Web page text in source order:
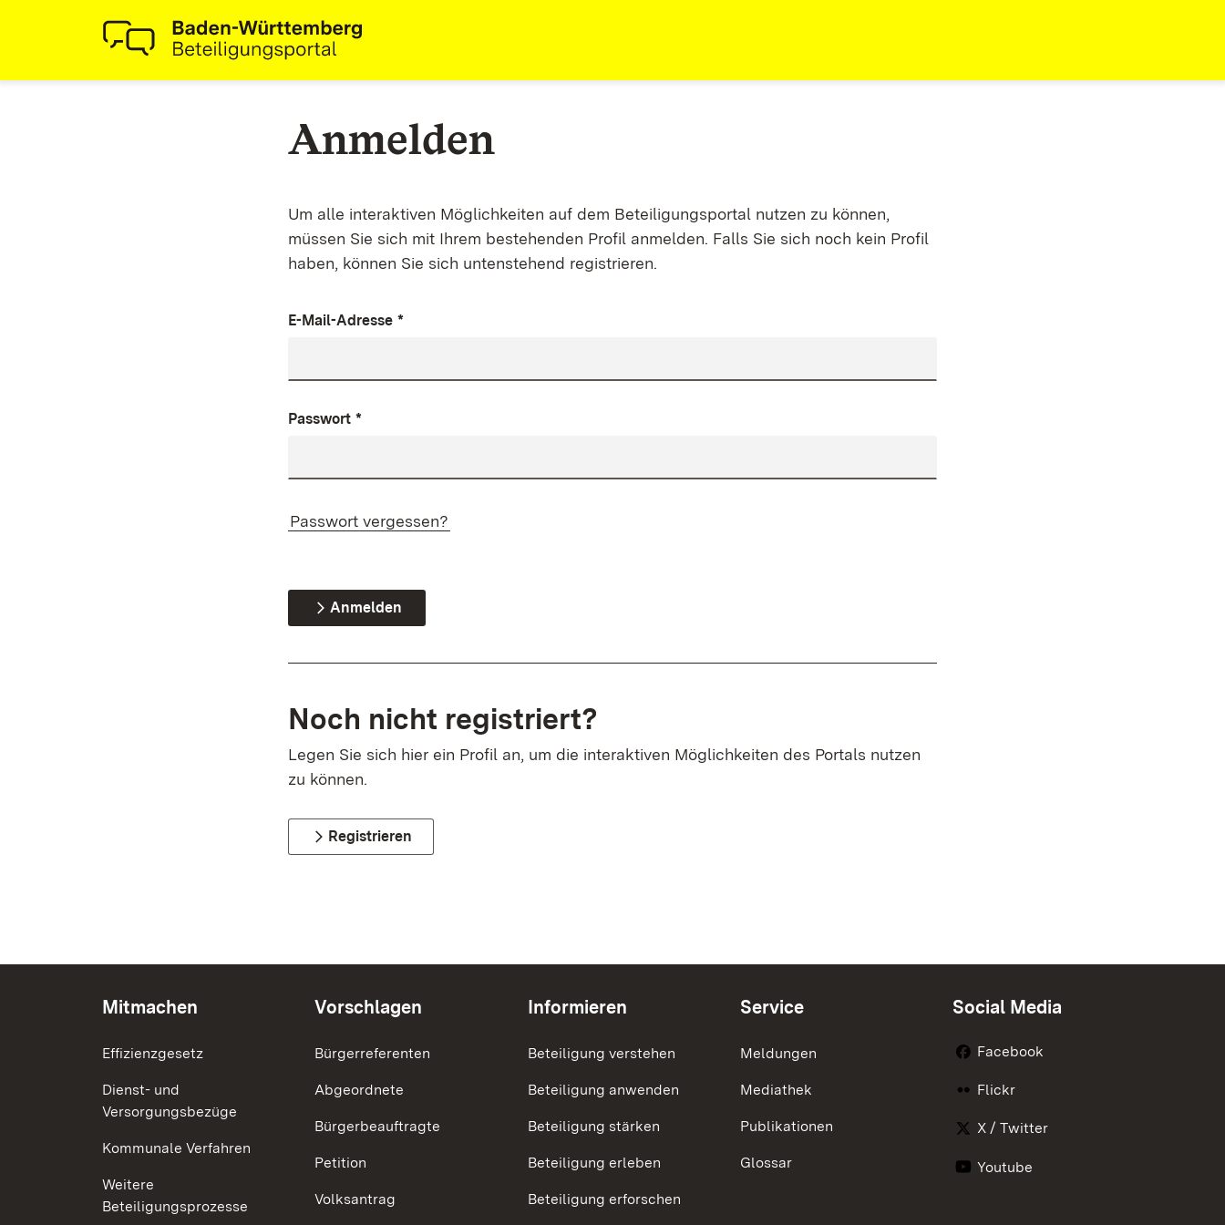
Anmelden
Um alle interaktiven Möglichkeiten auf dem Beteiligungsportal nutzen zu können,
müssen Sie sich mit Ihrem bestehenden Profil anmelden. Falls Sie sich noch kein Profil
haben, können Sie sich untenstehend registrieren.
E-Mail-Adresse *
Passwort *
Passwort vergessen?
Anmelden
Noch nicht registriert?
Legen Sie sich hier ein Profil an, um die interaktiven Möglichkeiten des Portals nutzen
zu können.
Registrieren
Mitmachen
Effizienzgesetz
Dienst- und
Versorgungsbezüge
Kommunale Verfahren
Weitere
Beteiligungsprozesse
Vorschlagen
Bürgerreferenten
Abgeordnete
Bürgerbeauftragte
Petition
Volksantrag
Informieren
Beteiligung verstehen
Beteiligung anwenden
Beteiligung stärken
Beteiligung erleben
Beteiligung erforschen
Service
Meldungen
Mediathek
Publikationen
Glossar
Social Media
Facebook
Flickr
X / Twitter
Youtube